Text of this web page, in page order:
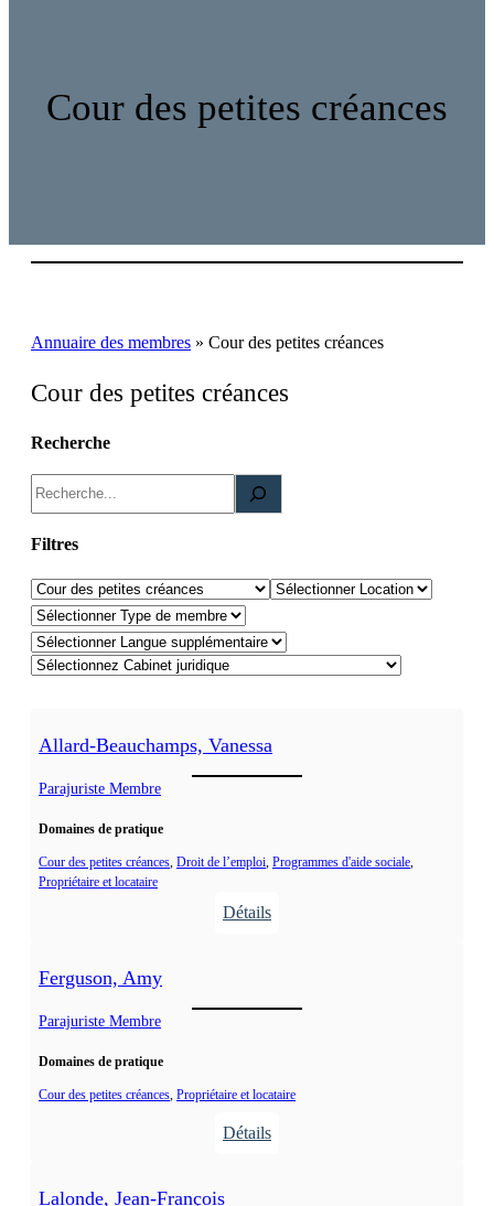
Cour des petites créances
Annuaire des membres » Cour des petites créances
Cour des petites créances
Recherche
R
e
c
e
r
c
h
Filtres
Domaines de pratique
Location
Type de membre
Langues supplémentaire
Allard-Beauchamps, Vanessa
Parajuriste Membre
Domaines de pratique
Cour des petites créances, Droit de l’emploi, Programmes d'aide sociale
Propriétaire et locataire
Détails
d
Ferguson, Amy
Parajuriste Membre
Domaines de pratique
Cour des petites créances, Propriétaire et locataire
Détails
Lalonde, Jean-François